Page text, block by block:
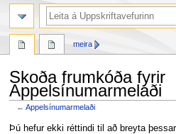
Skoða frumkóða fyrir
Appelsínumarmelaði
←Appelsínumarmelaði
Fara
Fara
Þú hefur ekki réttindi til að breyta
meira
leit